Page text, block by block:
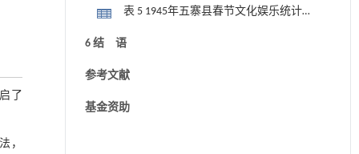
了
，
表 5 1945年五寨县春节文化娱乐统计表
［16］
6 结 语
参考文献
基金资助